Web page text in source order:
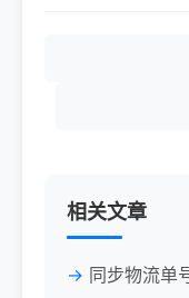
相关文章
同步物流单